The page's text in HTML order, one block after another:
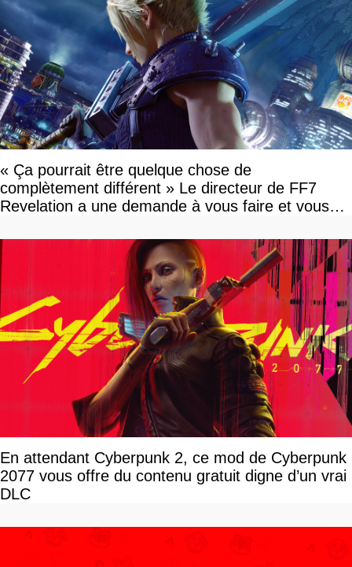
« Ça pourrait être quelque chose de
complètement différent » Le directeur de FF7
Revelation a une demande à vous faire et vous
En attendant Cyberpunk 2, ce mod de Cyberpunk
2077 vous offre du contenu gratuit digne d’un vrai
DLC